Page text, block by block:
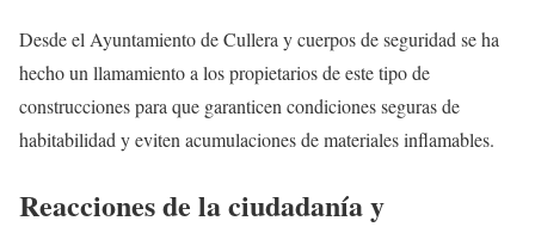
Desde el Ayuntamiento de Cullera y cuerpos de seguridad se ha
hecho un llamamiento a los propietarios de este tipo de
construcciones para que garanticen condiciones seguras de
habitabilidad y eviten acumulaciones de materiales inflamables.
Reacciones de la ciudadanía y